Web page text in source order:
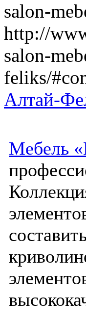
salon-
http://
salon-
feliks/
Алтай-
Мебель